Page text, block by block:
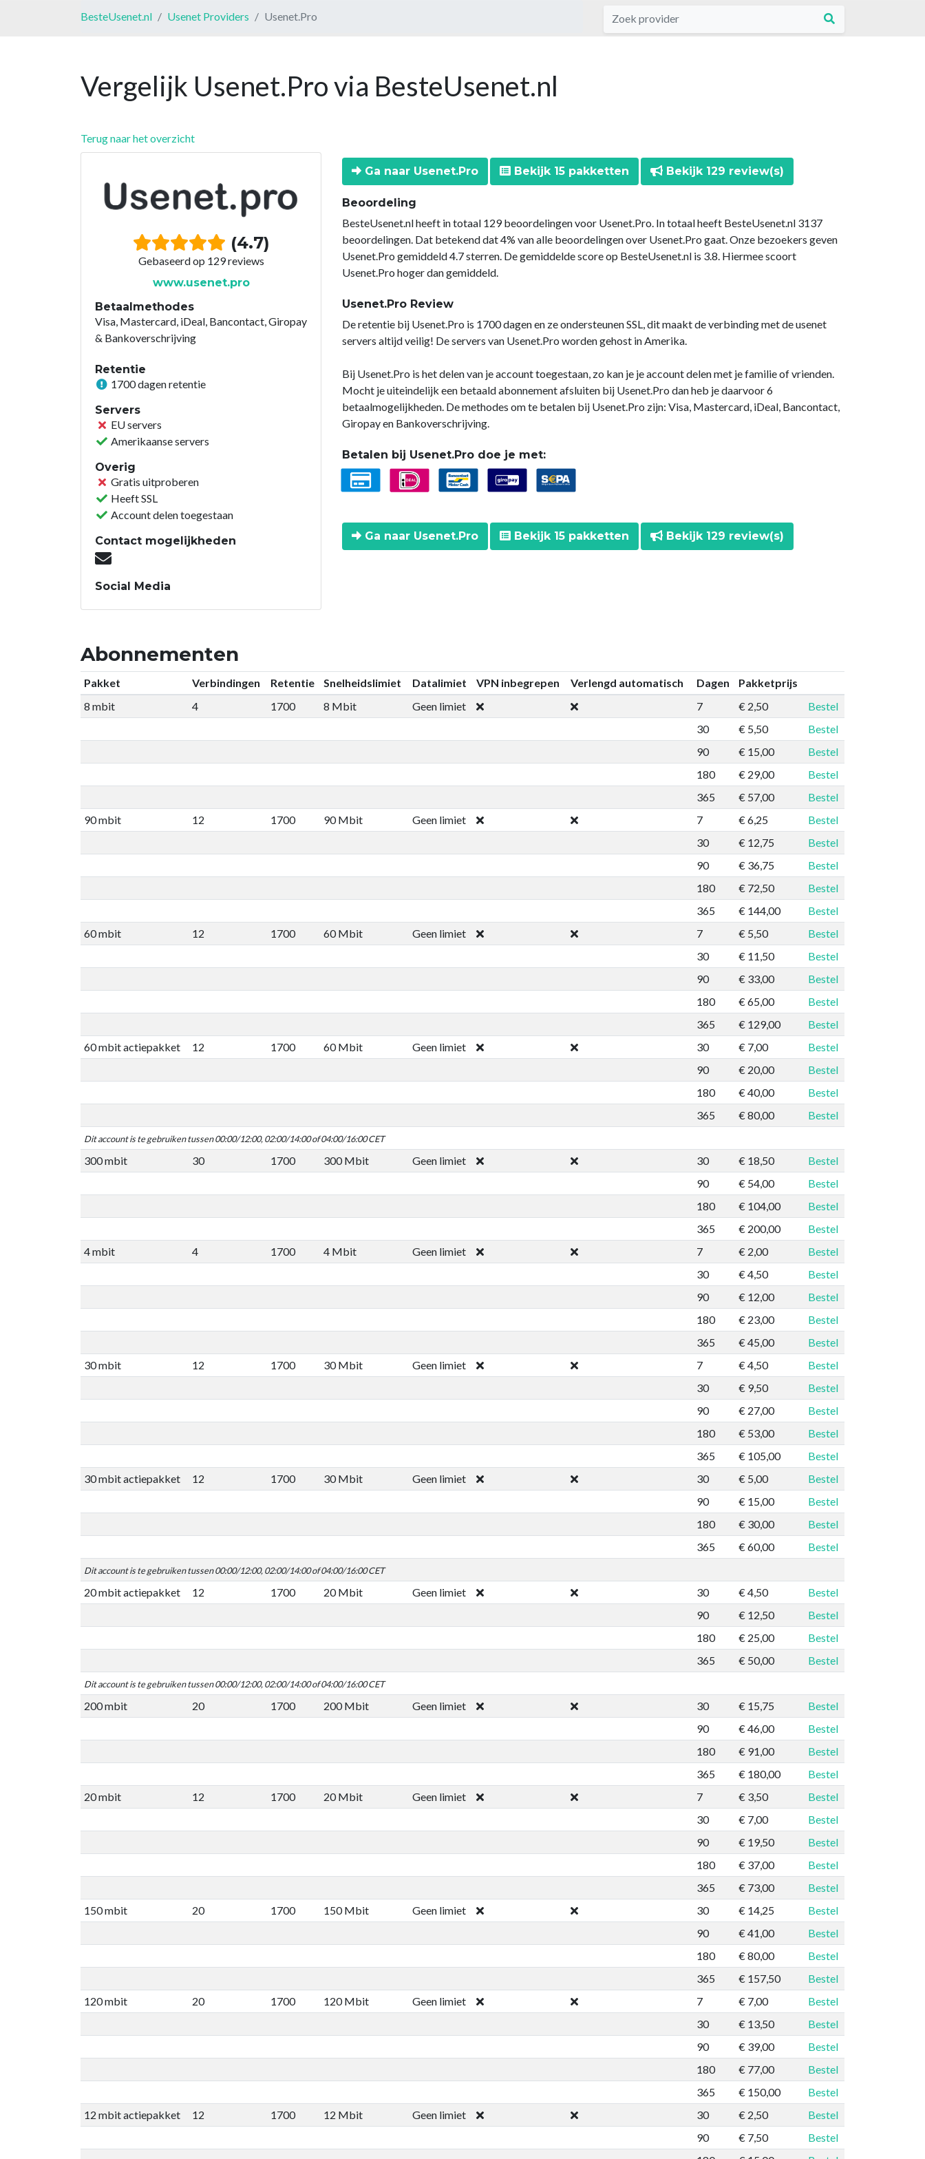
BesteUsenet.nl Usenet Providers Usenet.Pro
Vergelijk Usenet.Pro via BesteUsenet.nl
Terug naar het overzicht
(4.7)
Gebaseerd op 129 reviews
www.usenet.pro
Betaalmethodes
Visa, Mastercard, iDeal, Bancontact, Giropay
& Bankoverschrijving
Retentie
1700 dagen retentie
Servers
EU servers
Amerikaanse servers
Overig
Gratis uitproberen
Heeft SSL
Account delen toegestaan
Contact mogelijkheden
Social Media
Ga naar Usenet.Pro Bekijk 15 pakketten Bekijk 129 review(s)
Beoordeling
BesteUsenet.nl heeft in totaal 129 beoordelingen voor Usenet.Pro. In totaal heeft BesteUsenet.nl 3137
beoordelingen. Dat betekend dat 4% van alle beoordelingen over Usenet.Pro gaat. Onze bezoekers geven
Usenet.Pro gemiddeld 4.7 sterren. De gemiddelde score op BesteUsenet.nl is 3.8. Hiermee scoort
Usenet.Pro hoger dan gemiddeld.
Usenet.Pro Review
De retentie bij Usenet.Pro is 1700 dagen en ze ondersteunen SSL, dit maakt de verbinding met de usenet
servers altijd veilig! De servers van Usenet.Pro worden gehost in Amerika.
Bij Usenet.Pro is het delen van je account toegestaan, zo kan je je account delen met je familie of vrienden.
Mocht je uiteindelijk een betaald abonnement afsluiten bij Usenet.Pro dan heb je daarvoor 6
betaalmogelijkheden. De methodes om te betalen bij Usenet.Pro zijn: Visa, Mastercard, iDeal, Bancontact,
Giropay en Bankoverschrijving.
Betalen bij Usenet.Pro doe je met:
Ga naar Usenet.Pro Bekijk 15 pakketten Bekijk 129 review(s)
Abonnementen
Pakket Verbindingen Retentie Snelheidslimiet Datalimiet VPN inbegrepen Verlengd automatisch Dagen
Pakketprijs
8 mbit
4 1700 8 Mbit Geen limiet 7 € 2,50
Bestel
30
€ 5,50
Bestel
90
€ 15,00
Bestel
180
€ 29,00
Bestel
365
€ 57,00
Bestel
90 mbit
12 1700 90 Mbit Geen limiet 7 € 6,25
Bestel
30
€ 12,75
Bestel
90
€ 36,75
Bestel
180
€ 72,50
Bestel
365
€ 144,00
Bestel
60 mbit
12 1700 60 Mbit Geen limiet 7 € 5,50
Bestel
30
€ 11,50
Bestel
90
€ 33,00
Bestel
180
€ 65,00
Bestel
365
€ 129,00
Bestel
60 mbit actiepakket
12 1700 60 Mbit Geen limiet 30 € 7,00
Bestel
90
€ 20,00
Bestel
180
€ 40,00
Bestel
365
€ 80,00 Bestel
Dit account is te gebruiken tussen 00:00/12:00, 02:00/14:00 of 04:00/16:00 CET
300 mbit 30 1700 300 Mbit Geen limiet 30 € 18,50
Bestel
90
€ 54,00
Bestel
180
€ 104,00
Bestel
365
€ 200,00
Bestel
4 mbit
4 1700 4 Mbit Geen limiet 7 € 2,00
Bestel
30
€ 4,50
Bestel
90
€ 12,00
Bestel
180
€ 23,00
Bestel
365
€ 45,00
Bestel
30 mbit
12 1700 30 Mbit Geen limiet 7 € 4,50
Bestel
30
€ 9,50
Bestel
90
€ 27,00
Bestel
180
€ 53,00
Bestel
365
€ 105,00
Bestel
30 mbit actiepakket
12 1700 30 Mbit Geen limiet 30 € 5,00
Bestel
90
€ 15,00
Bestel
180
€ 30,00
Bestel
365
€ 60,00 Bestel
Dit account is te gebruiken tussen 00:00/12:00, 02:00/14:00 of 04:00/16:00 CET
20 mbit actiepakket 12 1700 20 Mbit Geen limiet 30 € 4,50
Bestel
90
€ 12,50
Bestel
180
€ 25,00
Bestel
365
€ 50,00 Bestel
Dit account is te gebruiken tussen 00:00/12:00, 02:00/14:00 of 04:00/16:00 CET
200 mbit 20 1700 200 Mbit Geen limiet 30 € 15,75
Bestel
90
€ 46,00
Bestel
180
€ 91,00
Bestel
365
€ 180,00
Bestel
20 mbit
12 1700 20 Mbit Geen limiet 7 € 3,50
Bestel
30
€ 7,00
Bestel
90
€ 19,50
Bestel
180
€ 37,00
Bestel
365
€ 73,00
Bestel
150 mbit
20 1700 150 Mbit Geen limiet 30 € 14,25
Bestel
90
€ 41,00
Bestel
180
€ 80,00
Bestel
365
€ 157,50
Bestel
120 mbit
20 1700 120 Mbit Geen limiet 7 € 7,00
Bestel
30
€ 13,50
Bestel
90
€ 39,00
Bestel
180
€ 77,00
Bestel
365
€ 150,00
Bestel
12 mbit actiepakket
12 1700 12 Mbit Geen limiet 30 € 2,50
Bestel
90
€ 7,50
Bestel